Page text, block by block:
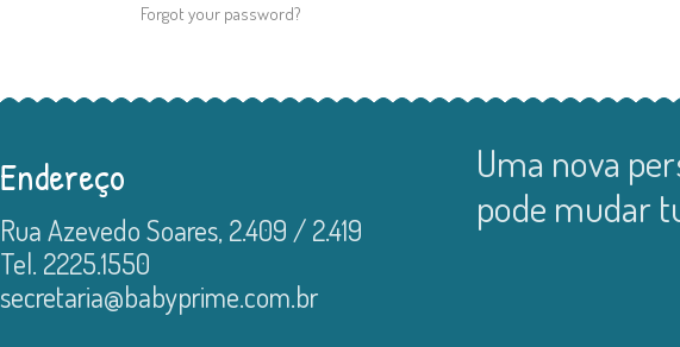
Forgot your password?
Endereço
Rua Azevedo Soares, 2.409 / 2.419
Tel. 2225.1550
secretaria@babyprime.com.br
Uma nova
pode mudar